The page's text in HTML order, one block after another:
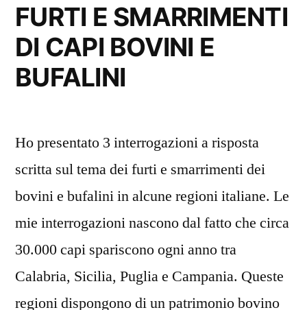
FURTI E SMARRIMENTI
DI CAPI BOVINI E
BUFALINI
Ho presentato 3 interrogazioni a risposta
scritta sul tema dei furti e smarrimenti dei
bovini e bufalini in alcune regioni italiane. Le
mie interrogazioni nascono dal fatto che circa
30.000 capi spariscono ogni anno tra
Calabria, Sicilia, Puglia e Campania. Queste
regioni dispongono di un patrimonio bovino